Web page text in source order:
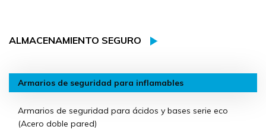
ALMACENAMIENTO SEGURO
Armarios de seguridad para inflamables
Armarios de seguridad para ácidos y bases serie eco
(Acero doble pared)